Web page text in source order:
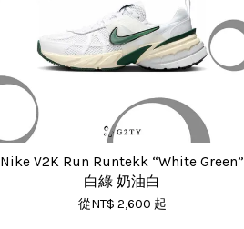
Nike V2K Run Runtekk “White Green”
白綠 奶油白
從NT$ 2,600 起